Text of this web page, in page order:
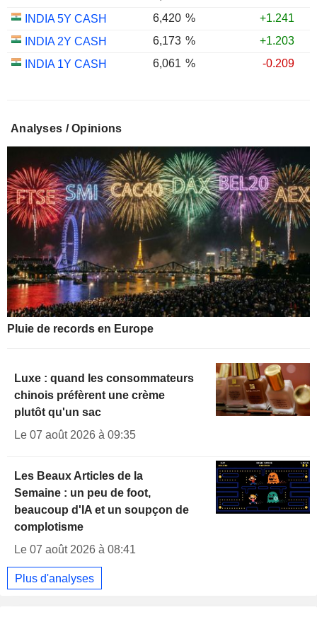
INDIA 5Y CASH
6,420 %
+1.241
INDIA 2Y CASH
6,173 %
+1.203
INDIA 1Y CASH
6,061 % -0.209
Analyses / Opinions
Pluie de records en Europe
Luxe : quand les consommateurs
chinois préfèrent une crème
plutôt qu'un sac
Le 07 août 2026 à 09:35
Les Beaux Articles de la
Semaine : un peu de foot,
beaucoup d'IA et un soupçon de
complotisme
Le 07 août 2026 à 08:41
Plus d'analyses